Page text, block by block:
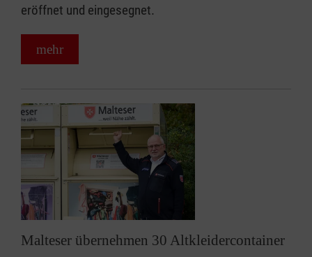
eröffnet und eingesegnet.
mehr
Malteser übernehmen 30 Altkleidercontainer